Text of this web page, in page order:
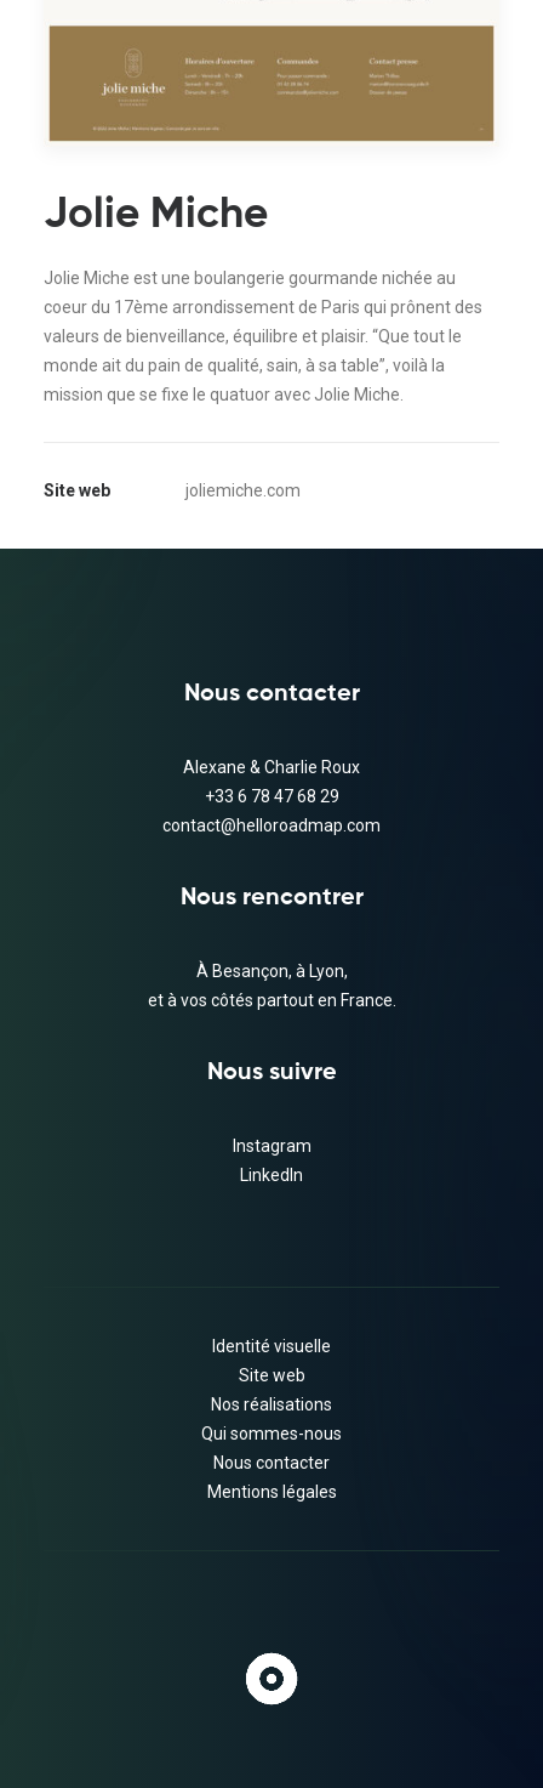
Jolie Miche
Jolie Miche est une boulangerie gourmande nichée au
coeur du 17ème arrondissement de Paris qui prônent des
valeurs de bienveillance, équilibre et plaisir. “Que tout le
monde ait du pain de qualité, sain, à sa table”, voilà la
mission que se fixe le quatuor avec Jolie Miche.
Site web joliemiche.com
Nous contacter
Alexane & Charlie Roux
+33 6 78 47 68 29
contact@helloroadmap.com
Nous rencontrer
À Besançon, à Lyon,
et à vos côtés partout en France.
Nous suivre
Instagram
LinkedIn
Identité visuelle
Site web
Nos réalisations
Qui sommes-nous
Nous contacter
Mentions légales